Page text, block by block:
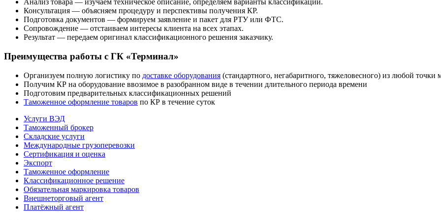
Анализ товара — изучаем техническое описание, определяем варианты классификации.
Консультация — объясняем процедуру и перспективы получения КР.
Подготовка документов — формируем заявление и пакет для РТУ или ФТС.
Сопровождение — отстаиваем интересы клиента на всех этапах.
Результат — передаем оригинал классификационного решения заказчику.
Преимущества работы с ГК «Терминал»
Организуем полную логистику по доставке оборудования (стандартного, негабаритного, тяжеловесного) из любой точки
Получим КР на оборудование ввозимое в разобранном виде в течении длительного периода времени
Подготовим предварительных классификационных решений
Таможенное оформление товаров по КР в течение суток
Услуги ВЭД
Таможенный брокер
Складские услуги
Международные грузоперевозки
Сертификация и оценка
Экспорт
Таможенное оформление
Классификационное решение
Обязательная маркировка товаров
Внешнеторговый агент
Платёжный агент